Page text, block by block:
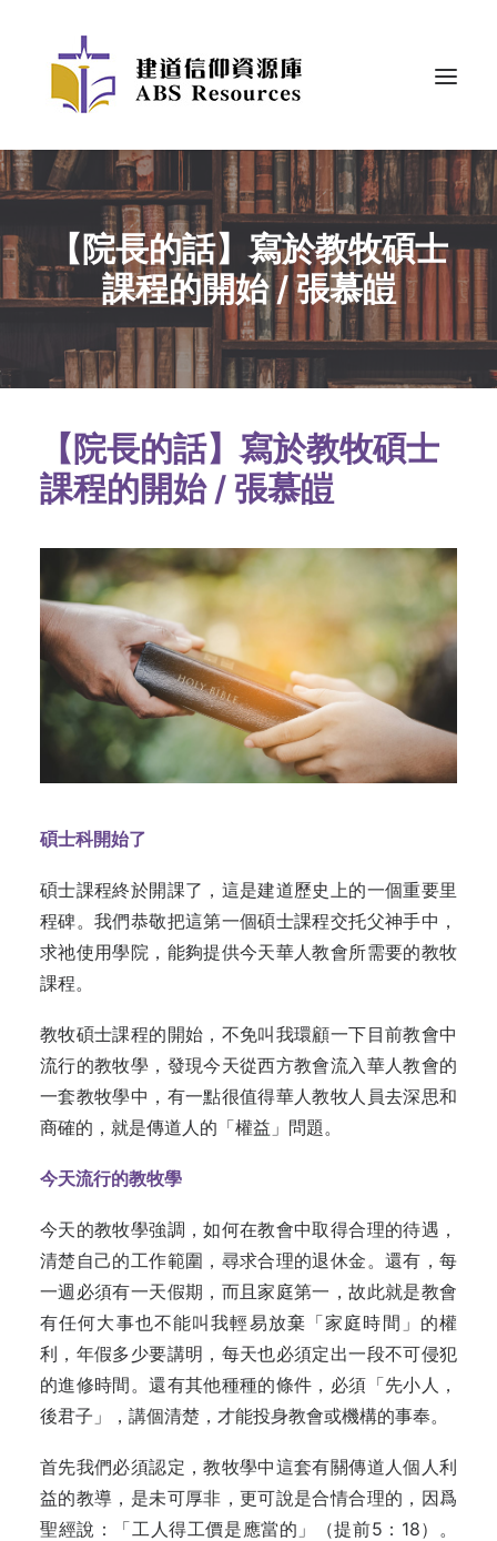
【院長的話】寫於教牧碩士
課程的開始 / 張慕皚
【院長的話】寫於教牧碩士
課程的開始 / 張慕皚
碩士科開始了
碩士課程終於開課了，這是建道歷史上的一個重要里
程碑。我們恭敬把這第一個碩士課程交托父神手中，
求祂使用學院，能夠提供今天華人教會所需要的教牧
課程。
教牧碩士課程的開始，不免叫我環顧一下目前教會中
流行的教牧學，發現今天從西方教會流入華人教會的
一套教牧學中，有一點很值得華人教牧人員去深思和
商確的，就是傳道人的「權益」問題。
今天流行的教牧學
今天的教牧學強調，如何在教會中取得合理的待遇，
清楚自己的工作範圍，尋求合理的退休金。還有，每
一週必須有一天假期，而且家庭第一，故此就是教會
有任何大事也不能叫我輕易放棄「家庭時間」的權
利，年假多少要講明，每天也必須定出一段不可侵犯
的進修時間。還有其他種種的條件，必須「先小人，
後君子」，講個清楚，才能投身教會或機構的事奉。
首先我們必須認定，教牧學中這套有關傳道人個人利
益的教導，是未可厚非，更可說是合情合理的，因爲
聖經說：「工人得工價是應當的」（提前5：18）。